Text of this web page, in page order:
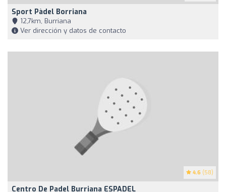
Sport Pàdel Borriana
12,7km, Burriana
Ver dirección y datos de contacto
4.6 (58)
Centro De Padel Burriana ESPADEL